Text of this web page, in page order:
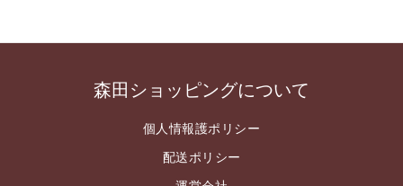
森田ショッピングについて
個人情報護ポリシー
配送ポリシー